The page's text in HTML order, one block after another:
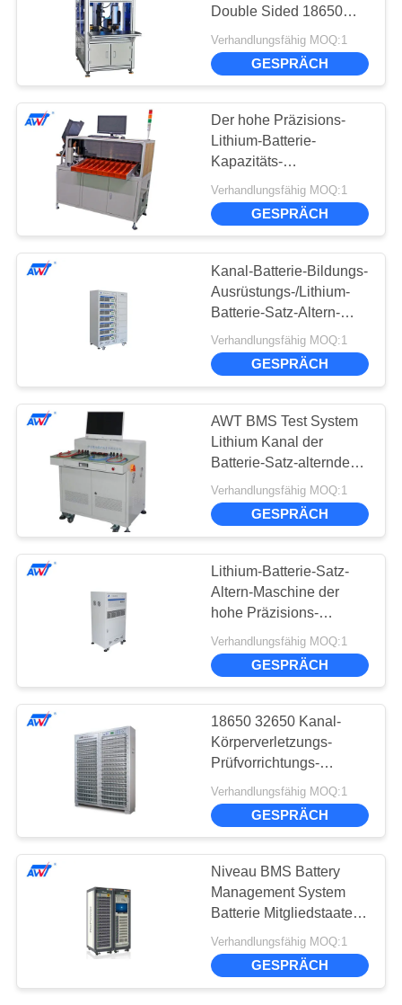
SITEMAP
PRIVACY
POLICY
Batterie- und
Zelltestgerät
25
Batterie-sortierende
Maschine
11
8
BMS Test System
Lithium-Batterie-
12
Double Sided 18650
32650 3800-4500
PC/Stunden
Verhandlungsfähig MOQ:1
GESPRÄCH
Der hohe Präzisions-
Lithium-Batterie-
Kapazitäts-
Prüfvorrichtungs-18650
Grade Batterie-
sortierenden der
Verhandlungsfähig MOQ:1
GESPRÄCH
Kanal-Batterie-Bildungs-
Ausrüstungs-/Lithium-
Batterie-Satz-Altern-
Maschine 70V 20A 7
Verhandlungsfähig MOQ:1
GESPRÄCH
AWT BMS Test System
Lithium Kanal der
Batterie-Satz-alternder
Maschinen-70V 20A 7
Verhandlungsfähig MOQ:1
GESPRÄCH
Lithium-Batterie-Satz-
Altern-Maschine der
hohe Präzisions-
Batterie-Bildungs-
Ausrüstungs-100V 40A
Verhandlungsfähig MOQ:1
GESPRÄCH
18650 32650 Kanal-
Körperverletzungs-
Prüfvorrichtungs-
Maschine des
Körperverletzungs-
Vorwurfs-Entladungs-
Verhandlungsfähig MOQ:1
GESPRÄCH
Niveau BMS Battery
Management System
Batterie Mitgliedstaates
Test System Lab
Verhandlungsfähig MOQ:1
GESPRÄCH